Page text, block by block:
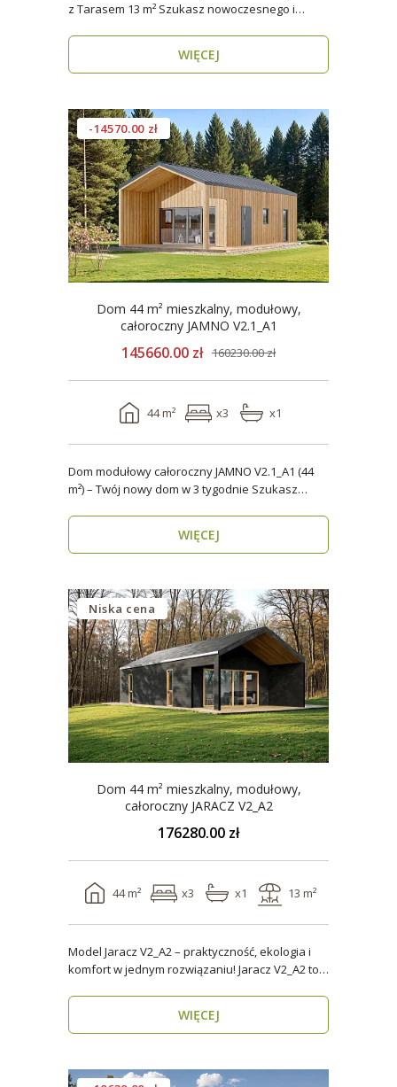
z Tarasem 13 m² Szukasz nowoczesnego i
WIĘCEJ
-14570.00 zł
Dom 44 m² mieszkalny, modułowy,
całoroczny JAMNO V2.1_A1
145660.00 zł 160230.00 zł
44 m² x3 x1
Dom modułowy całoroczny JAMNO V2.1_A1 (44
m²) – Twój nowy dom w 3 tygodnie Szukasz
WIĘCEJ
Niska cena
Dom 44 m² mieszkalny, modułowy,
całoroczny JARACZ V2_A2
176280.00 zł
44 m² x3 x1 13 m²
Model Jaracz V2_A2 – praktyczność, ekologia i
komfort w jednym rozwiązaniu! Jaracz V2_A2 to
WIĘCEJ